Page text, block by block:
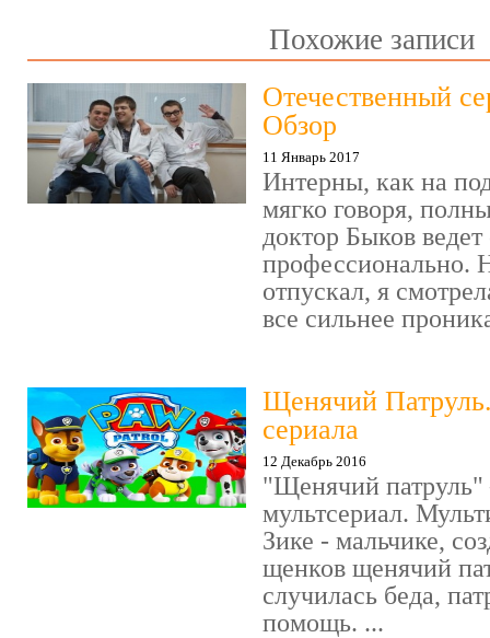
Похожие записи
Отечественный
Обзор
11 Январь 2017
Интерны, как на
мягко говоря,
доктор Быков ведет
профессионально.
отпускал, я
все сильнее
Щенячий
сериала
12 Декабрь 2016
"Щенячий патруль"
мультсериал.
Зике - мальчике,
щенков щенячий
случилась беда,
помощь. ...